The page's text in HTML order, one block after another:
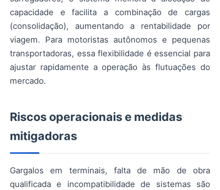
capacidade e facilita a combinação de cargas
(consolidação), aumentando a rentabilidade por
viagem. Para motoristas autônomos e pequenas
transportadoras, essa flexibilidade é essencial para
ajustar rapidamente a operação às flutuações do
mercado.
Riscos operacionais e medidas
mitigadoras
Gargalos em terminais, falta de mão de obra
qualificada e incompatibilidade de sistemas são